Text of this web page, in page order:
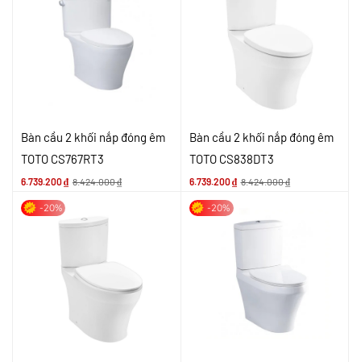
Bàn cầu 2 khối nắp đóng êm
TOTO CS767RT3
6.739.200₫ 8.424.000₫
Bàn cầu 2 khối nắp đóng êm
TOTO CS838DT3
6.739.200₫ 8.424.000₫
-20% -20%